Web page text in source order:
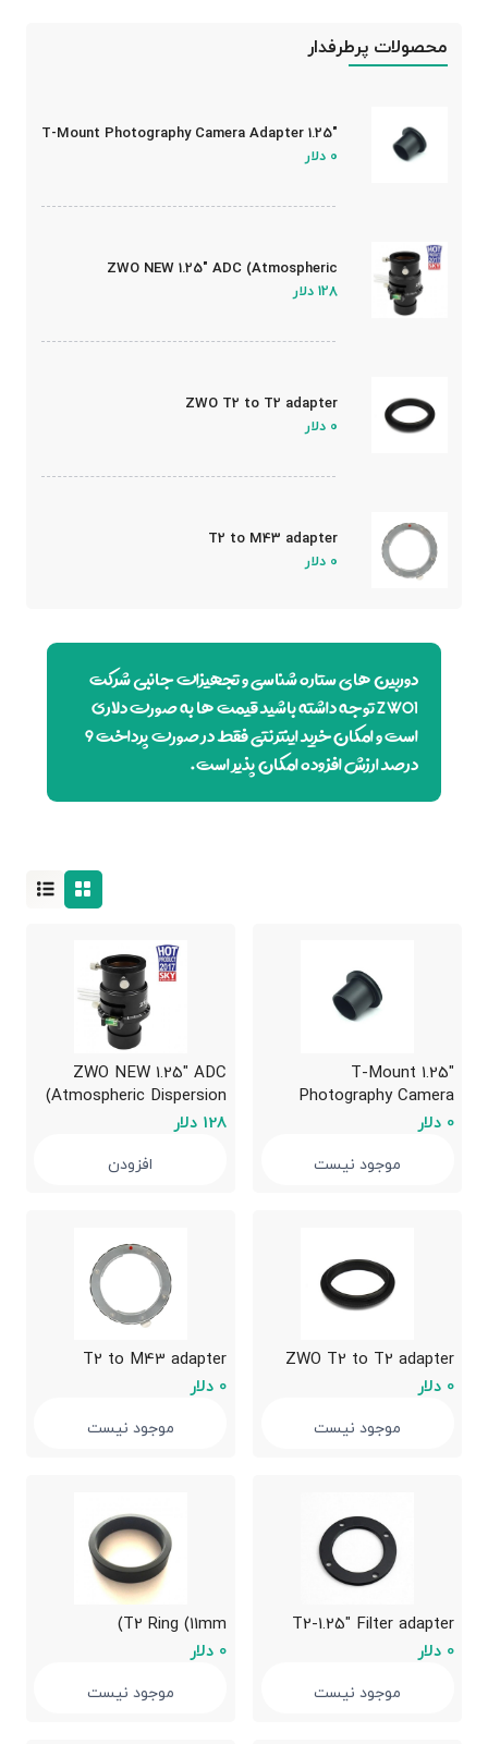
محصولات پرطرفدار
1.25″ T-Mount Photography Camera Adapter
0 دلار
ZWO NEW 1.25″ ADC (Atmospheric
Dispersion Corrector)
128 دلار
ZWO T2 to T2 adapter
0 دلار
T2 to M43 adapter
0 دلار
دوربین های ستاره شناسی و تجهیزات جانبی شرکت
ZWO1 توجه داشته باشید قیمت ها به صورت دلاری
است و امکان خرید اینترنتی فقط در صورت پرداخت 9
درصد ارزش افزوده امکان پذیر است.
1.25″ T-Mount
Photography Camera
Adapter
0 دلار
موجود نیست
ZWO NEW 1.25″ ADC
(Atmospheric Dispersion
Corrector)
128 دلار
افزودن
ZWO T2 to T2 adapter
0 دلار
موجود نیست
T2 to M43 adapter
0 دلار
موجود نیست
T2-1.25″ Filter adapter
0 دلار
موجود نیست
T2 Ring (11mm)
0 دلار
موجود نیست